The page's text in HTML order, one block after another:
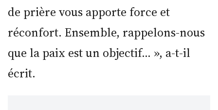
de prière vous apporte force et
réconfort. Ensemble, rappelons-nous
que la paix est un objectif… », a-t-il
écrit.